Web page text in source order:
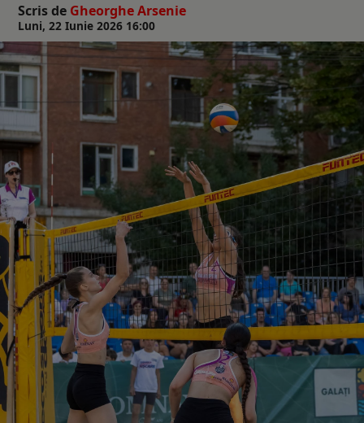
Scris de Gheorghe Arsenie
Luni, 22 Iunie 2026 16:00